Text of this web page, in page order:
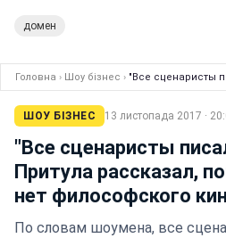
домен
Головна › Шоу бізнес › "Все сценаристы
ШОУ БІЗНЕС 13 листопада 2017 ·
"Все сценаристы
Притула рассказал,
нет философского
По словам шоумена, все